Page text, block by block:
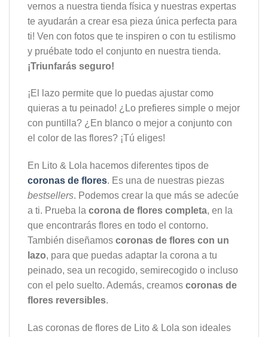
vernos a nuestra tienda física y nuestras expertas
te ayudarán a crear esa pieza única perfecta para
ti! Ven con fotos que te inspiren o con tu estilismo
y pruébate todo el conjunto en nuestra tienda.
¡Triunfarás seguro!
¡El lazo permite que lo puedas ajustar como
quieras a tu peinado! ¿Lo prefieres simple o mejor
con puntilla? ¿En blanco o mejor a conjunto con
el color de las flores? ¡Tú eliges!
En Lito & Lola hacemos diferentes tipos de
coronas de flores. Es una de nuestras piezas
bestsellers. Podemos crear la que más se adecúe
a ti. Prueba la corona de flores completa, en la
que encontrarás flores en todo el contorno.
También diseñamos coronas de flores con un
lazo, para que puedas adaptar la corona a tu
peinado, sea un recogido, semirecogido o incluso
con el pelo suelto. Además, creamos coronas de
flores reversibles.
Las coronas de flores de Lito & Lola son ideales